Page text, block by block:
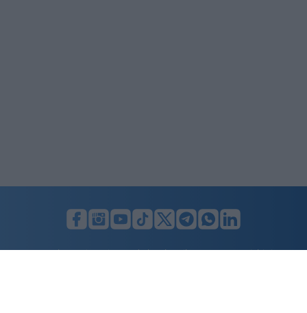
LUNIFIN S.r.l. a socio unico. Sede legale Milano, Largo F. Richini, 2/A,